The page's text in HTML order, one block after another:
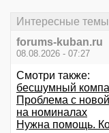
Интересные темы
forums-kuban.ru
08.08.2026 - 07:27
Смотри также:
бесшумный
Проблема с
на номиналах
Нужна помощь.